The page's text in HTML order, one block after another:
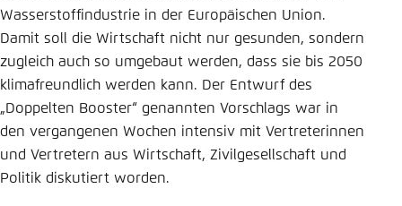
Wasserstoffindustrie in der Europäischen Union.
Damit soll die Wirtschaft nicht nur gesunden, sondern
zugleich auch so umgebaut werden, dass sie bis 2050
klimafreundlich werden kann. Der Entwurf des
„Doppelten Booster“ genannten Vorschlags war in
den vergangenen Wochen intensiv mit Vertreterinnen
und Vertretern aus Wirtschaft, Zivilgesellschaft und
Politik diskutiert worden.